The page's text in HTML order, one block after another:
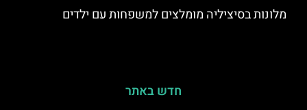
מלונות בסיציליה מומלצים למשפחות עם ילדים
חדש באתר